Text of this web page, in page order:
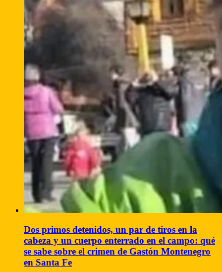
Dos primos detenidos, un par de tiros en la
cabeza y un cuerpo enterrado en el campo: qué
se sabe sobre el crimen de Gastón Montenegro
en Santa Fe